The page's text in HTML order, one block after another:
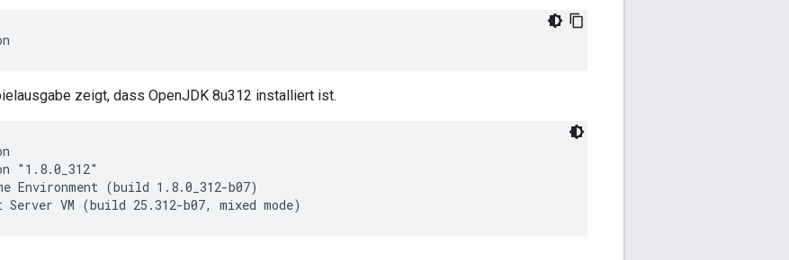
zeigt, dass OpenJDK 8u312 installiert ist.
"1.8.0_312"
Environment (build 1.8.0_312-b07)
Server VM (build 25.312-b07, mixed mode)